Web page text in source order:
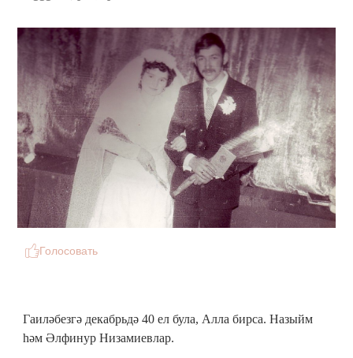
Голосовать
Гаиләбезгә декабрьдә 40 ел була, Алла бирса. Назыйм
һәм Әлфинур Низамиевлар.